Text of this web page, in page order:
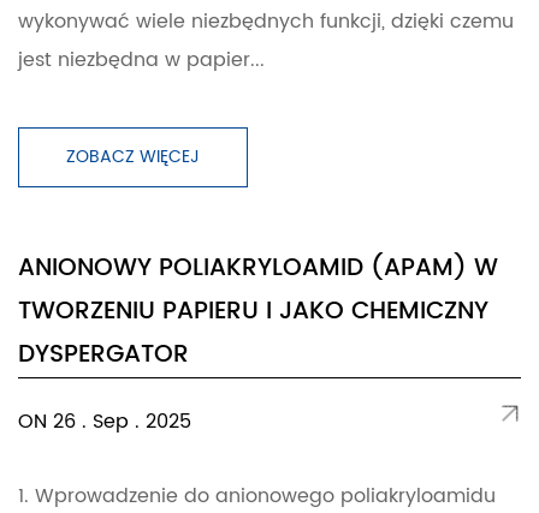
wykonywać wiele niezbędnych funkcji, dzięki czemu
jest niezbędna w papier...
ZOBACZ WIĘCEJ
ANIONOWY POLIAKRYLOAMID (APAM) W
TWORZENIU PAPIERU I JAKO CHEMICZNY
DYSPERGATOR
ON 26 . Sep . 2025
1. Wprowadzenie do anionowego poliakryloamidu